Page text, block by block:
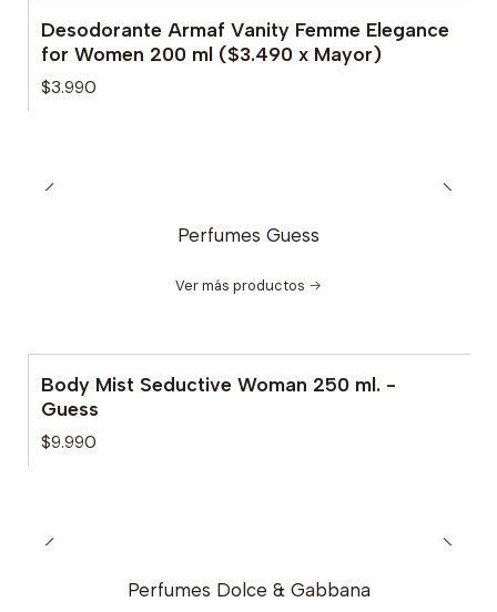
Desodorante Armaf Vanity Femme Elegance
for Women 200 ml ($3.490 x Mayor)
$3.990
Perfumes Guess
Ver más productos
Body Mist Seductive Woman 250 ml. -
Guess
$9.990
Perfumes Dolce & Gabbana